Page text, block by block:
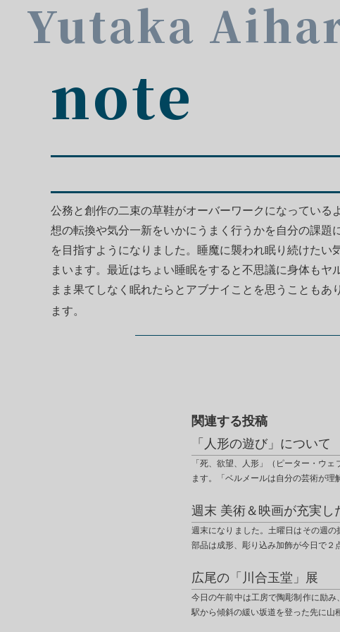
Yutaka
note
公務と創作の二束の草鞋がオーバーワークになってい
想の転換や気分一新をいかにうまく行うかを自分の課
を目指すようになりました。睡魔に襲われ眠り続けた
まいます。最近はちょい睡眠をすると不思議に身体も
まま果てしなく眠れたらとアブナイことを思うことも
ます
関連する投稿
「人形の遊び」について
「死、欲望、人形」（ピーター・ウ
ます。「ベルメールは自分の芸術が
週末 美術＆映画が充実し
週末になりました。土曜日はその週
部品は成形、彫り込み加飾が今日で
広尾の「川合玉堂」展
今日の午前中は工房で陶彫制作に励
駅から傾斜の緩い坂道を登った先に